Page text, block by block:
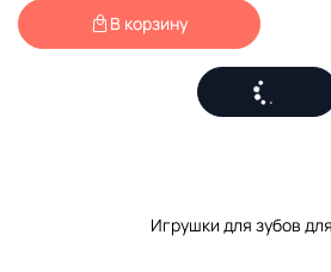
В корзину
Игрушки для зубов